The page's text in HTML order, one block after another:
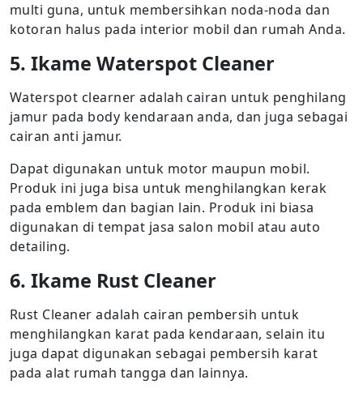
multi guna, untuk membersihkan noda-noda dan
kotoran halus pada interior mobil dan rumah Anda.
5. Ikame Waterspot Cleaner
Waterspot clearner adalah cairan untuk penghilang
jamur pada body kendaraan anda, dan juga sebagai
cairan anti jamur.
Dapat digunakan untuk motor maupun mobil.
Produk ini juga bisa untuk menghilangkan kerak
pada emblem dan bagian lain. Produk ini biasa
digunakan di tempat jasa salon mobil atau auto
detailing.
6. Ikame Rust Cleaner
Rust Cleaner adalah cairan pembersih untuk
menghilangkan karat pada kendaraan, selain itu
juga dapat digunakan sebagai pembersih karat
pada alat rumah tangga dan lainnya.